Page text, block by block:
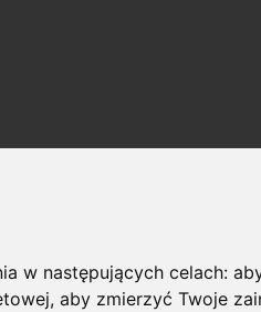
w następujących celach:
,aby zmierzyć Twoje